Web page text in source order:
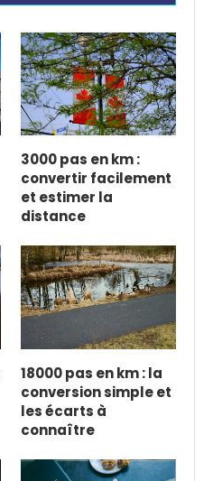
3000 pas en km :
convertir facilement
et estimer la
distance
18000 pas en km : la
conversion simple et
les écarts à
connaître